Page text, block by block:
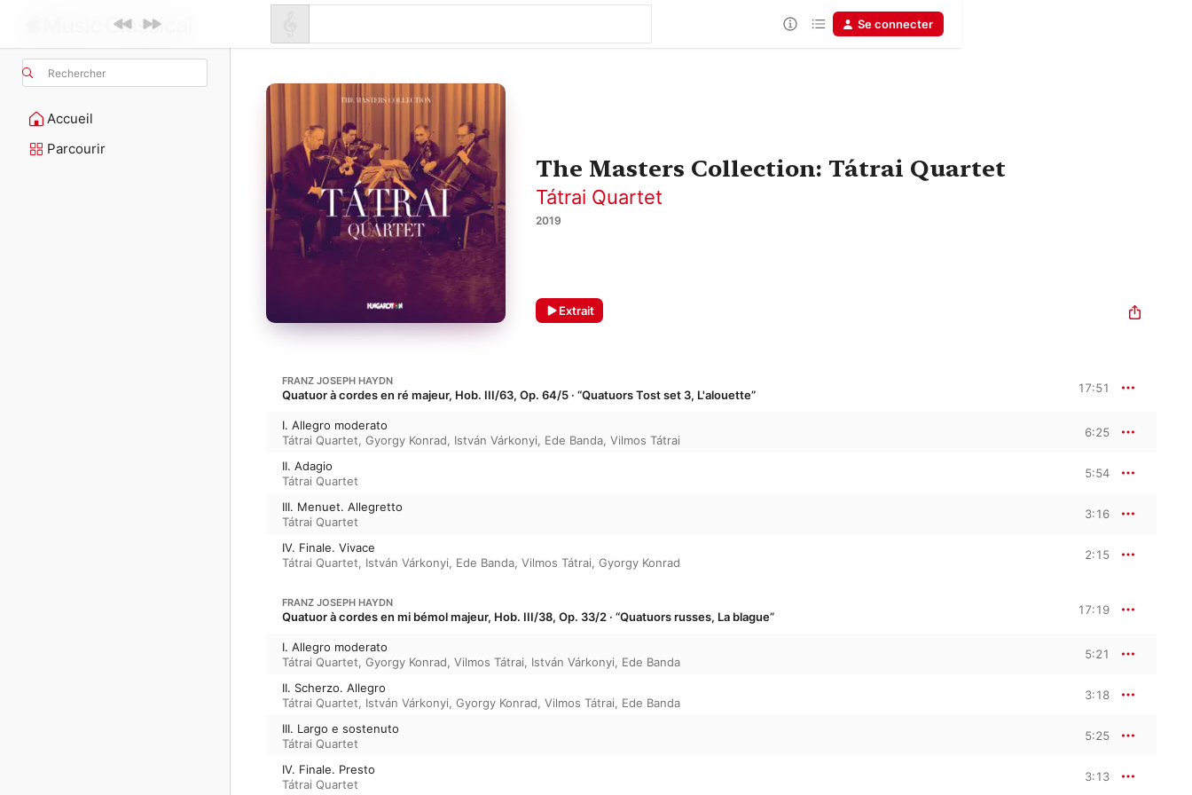
Rechercher
Accueil
Parcourir
Se connecter
The Masters Collection: Tátrai Quartet
Tátrai Quartet
2019
Extrait
FRANZ JOSEPH HAYDN
Quatuor à cordes en ré majeur, Hob. III/63, Op. 64/5 · “Quatuors Tost set 3, L'alouette” 17:51
I. Allegro moderato
Tátrai Quartet, Gyorgy Konrad, István Várkonyi, Ede Banda, Vilmos Tátrai
6:25
II. Adagio
Tátrai Quartet
5:54
III. Menuet. Allegretto
Tátrai Quartet
3:16
IV. Finale. Vivace
Tátrai Quartet, István Várkonyi, Ede Banda, Vilmos Tátrai, Gyorgy Konrad
2:15
FRANZ JOSEPH HAYDN
Quatuor à cordes en mi bémol majeur, Hob. III/38, Op. 33/2 · “Quatuors russes, La blague” 17:19
I. Allegro moderato
Tátrai Quartet, Gyorgy Konrad, Vilmos Tátrai, István Várkonyi, Ede Banda
5:21
II. Scherzo. Allegro
Tátrai Quartet, István Várkonyi, Gyorgy Konrad, Vilmos Tátrai, Ede Banda
3:18
III. Largo e sostenuto
Tátrai Quartet
5:25
IV. Finale. Presto
Tátrai Quartet
3:13